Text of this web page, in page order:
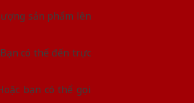
sản phẩm lên
có thể đến trực
bạn có thể gọi